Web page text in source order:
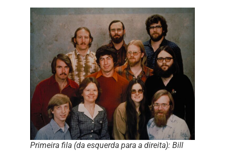
Primeira fila (da esquerda para a direita): Bill